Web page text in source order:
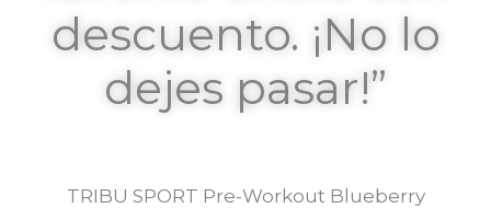
descuento. ¡No lo
dejes pasar!”
TRIBU SPORT Pre-Workout Blueberry